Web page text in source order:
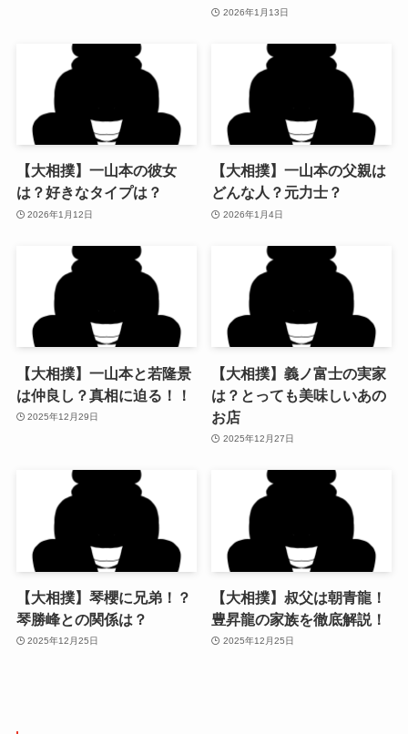
2026年1月13日
【大相撲】一山本の彼女
は？好きなタイプは？
2026年1月12日
【大相撲】一山本の父親は
どんな人？元力士？
2026年1月4日
【大相撲】一山本と若隆景
は仲良し？真相に迫る！！
2025年12月29日
【大相撲】義ノ富士の実家
は？とっても美味しいあの
お店
2025年12月27日
【大相撲】琴櫻に兄弟！？
琴勝峰との関係は？
2025年12月25日
【大相撲】叔父は朝青龍！
豊昇龍の家族を徹底解説！
2025年12月25日